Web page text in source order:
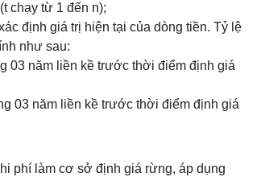
chạy từ 1 đến n);
định giá trị hiện tại của dòng tiền. Tỷ lệ
như sau:
03 năm liền kề trước thời điểm định giá
03 năm liền kề trước thời điểm định giá
phí làm cơ sở định giá rừng, áp dụng